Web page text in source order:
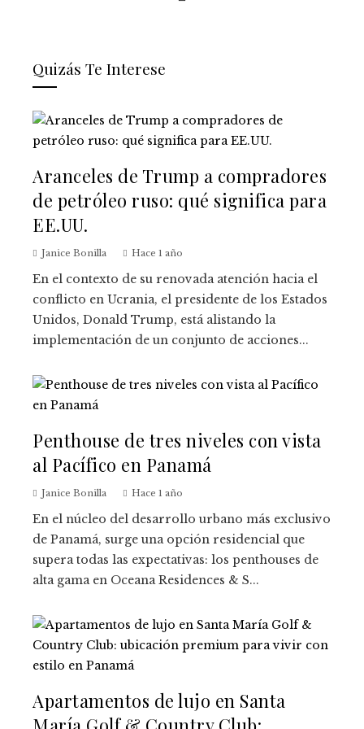
Quizás Te Interese
Aranceles de Trump a compradores
de petróleo ruso: qué significa para
EE.UU.
Janice Bonilla Hace 1 año
En el contexto de su renovada atención hacia el
conflicto en Ucrania, el presidente de los Estados
Unidos, Donald Trump, está alistando la
implementación de un conjunto de acciones...
Penthouse de tres niveles con vista
al Pacífico en Panamá
Janice Bonilla Hace 1 año
En el núcleo del desarrollo urbano más exclusivo
de Panamá, surge una opción residencial que
supera todas las expectativas: los penthouses de
alta gama en Oceana Residences & S...
Apartamentos de lujo en Santa